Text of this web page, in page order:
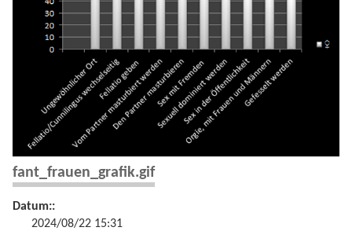
fant_frauen_grafik.gif
Datum::
2024/08/22 15:31